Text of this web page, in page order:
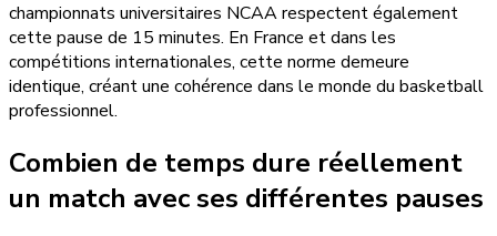
championnats universitaires NCAA respectent également
cette pause de 15 minutes. En France et dans les
compétitions internationales, cette norme demeure
identique, créant une cohérence dans le monde du basketball
professionnel.
Combien de temps dure réellement
un match avec ses différentes pauses